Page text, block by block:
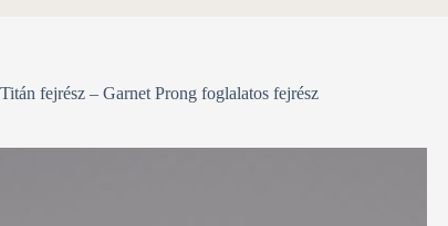
Titán fejrész – Garnet Prong foglalatos fejrész